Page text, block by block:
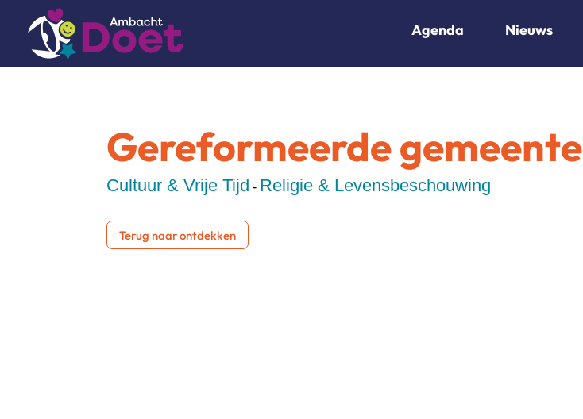
Agenda Nieuws
Gereformeerde gemeente
Cultuur & Vrije Tijd - Religie & Levensbeschouwing
Terug naar ontdekken